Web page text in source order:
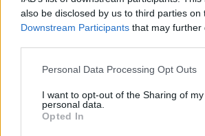
also be disclosed by us to third parties on
Downstream Participants that may further
Personal Data Processing Opt Outs
I want to opt-out of the Sharing of my
personal data.
Opted In
A keresett cikk a portfolio.hu
tartozik, melynek olvasása
Az előfizetés a következőket
Kötéslisták: BÉT elmúlt 2 év
kötéslistái